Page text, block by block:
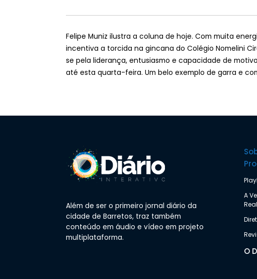
Felipe Muniz ilustra a coluna de hoje. Com muita
incentiva a torcida na gincana do Colégio Nomelini
se pela liderança, entusiasmo e capacidade de
até esta quarta-feira. Um belo exemplo de garra e
Além de ser o primeiro jornal diário da
cidade de Barretos, traz também
conteúdo em áudio e vídeo em projeto
multiplataforma.
A
Real
O